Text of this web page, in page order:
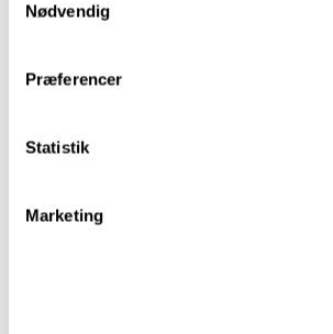
Nødvendig
Præferencer
Statistik
Marketing